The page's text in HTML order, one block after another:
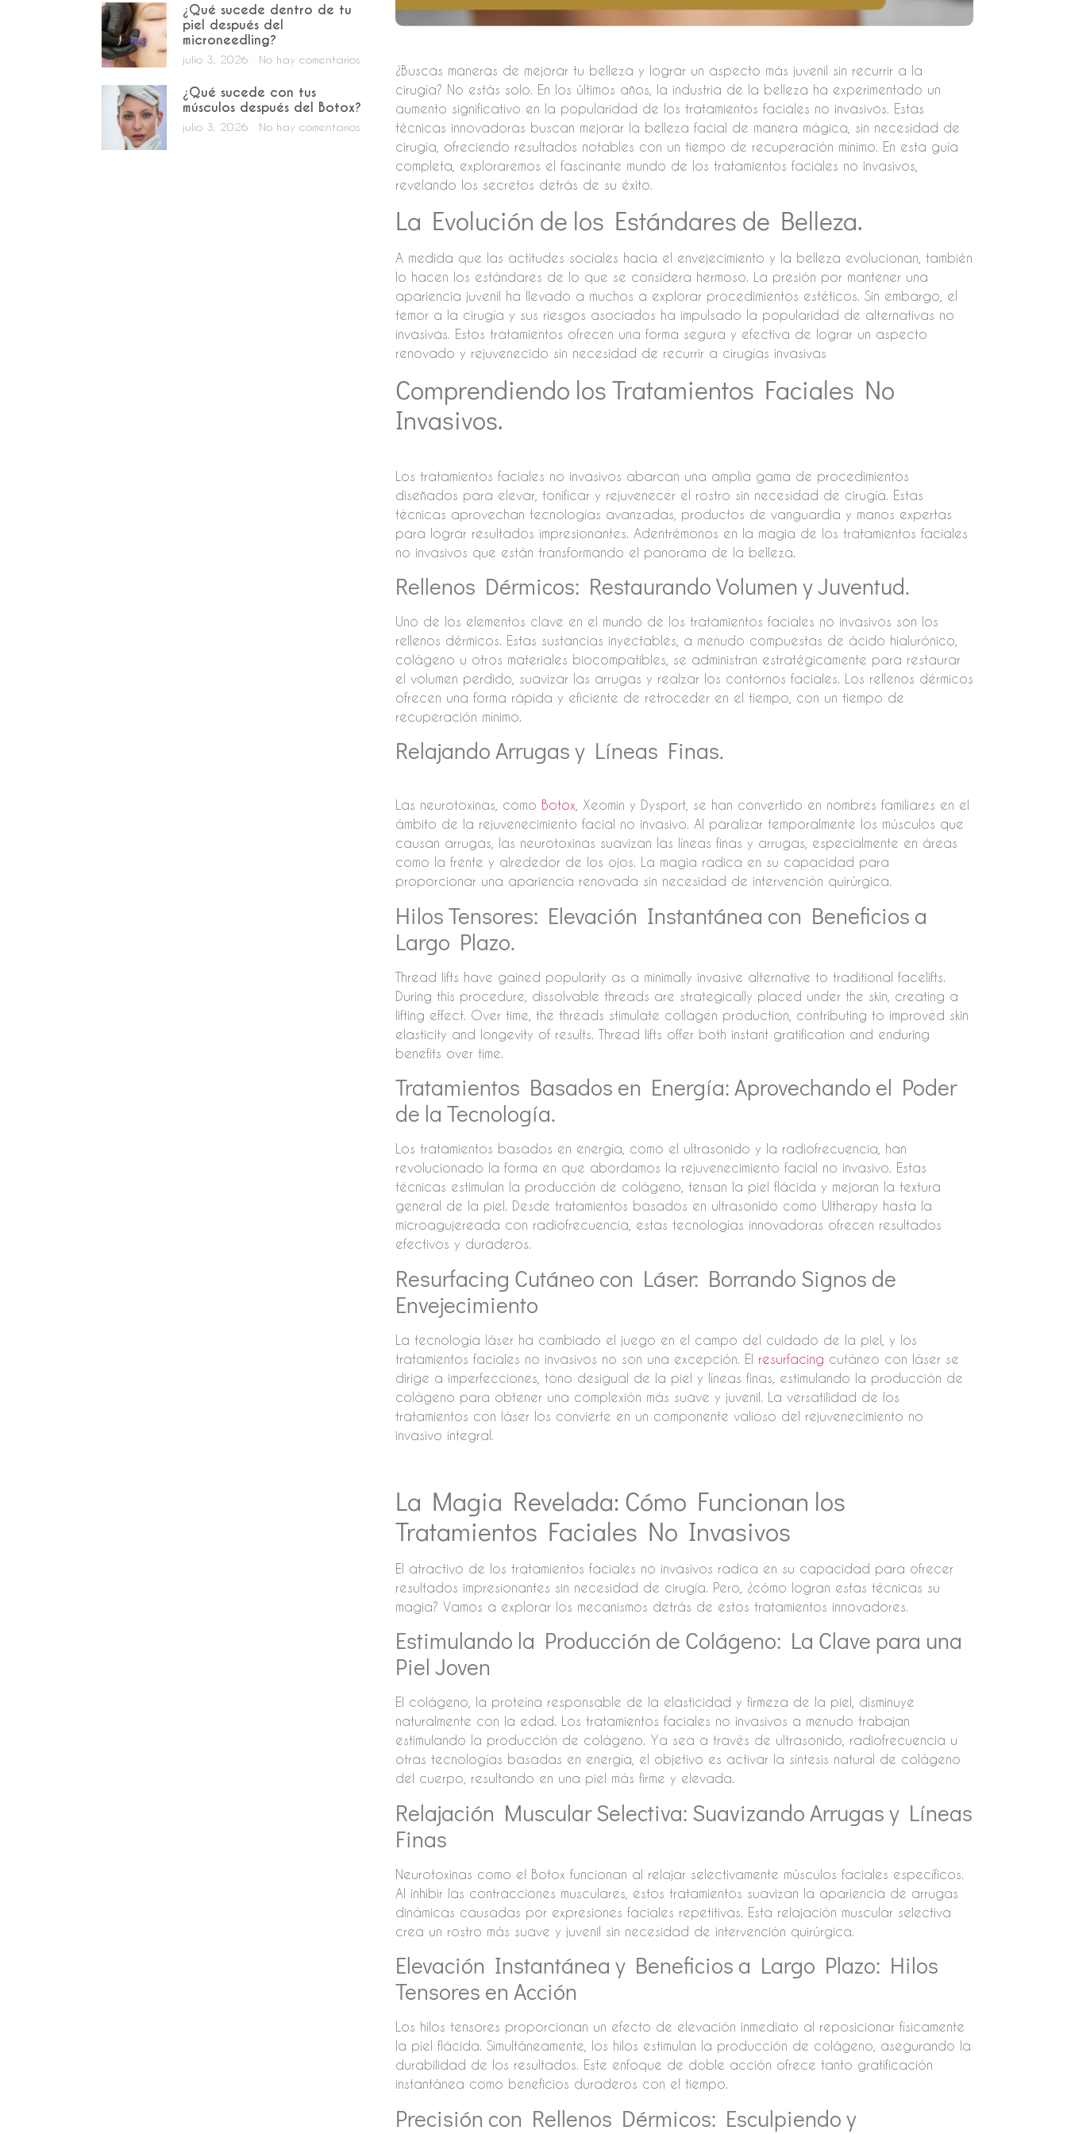
¿Qué sucede dentro de tu
piel después del
microneedling?
julio 3, 2026 No hay comentarios
¿Qué sucede con tus
músculos después del Botox?
julio 3, 2026 No hay comentarios
¿Buscas maneras de mejorar tu belleza y lograr un aspecto más juvenil sin recurrir a la
cirugía? No estás solo. En los últimos años, la industria de la belleza ha experimentado un
aumento significativo en la popularidad de los tratamientos faciales no invasivos. Estas
técnicas innovadoras buscan mejorar la belleza facial de manera mágica, sin necesidad de
cirugía, ofreciendo resultados notables con un tiempo de recuperación mínimo. En esta guía
completa, exploraremos el fascinante mundo de los tratamientos faciales no invasivos,
revelando los secretos detrás de su éxito.
La Evolución de los Estándares de Belleza.
A medida que las actitudes sociales hacia el envejecimiento y la belleza evolucionan, también
lo hacen los estándares de lo que se considera hermoso. La presión por mantener una
apariencia juvenil ha llevado a muchos a explorar procedimientos estéticos. Sin embargo, el
temor a la cirugía y sus riesgos asociados ha impulsado la popularidad de alternativas no
invasivas. Estos tratamientos ofrecen una forma segura y efectiva de lograr un aspecto
renovado y rejuvenecido sin necesidad de recurrir a cirugías invasivas
Comprendiendo los Tratamientos Faciales No
Invasivos.
Los tratamientos faciales no invasivos abarcan una amplia gama de procedimientos
diseñados para elevar, tonificar y rejuvenecer el rostro sin necesidad de cirugía. Estas
técnicas aprovechan tecnologías avanzadas, productos de vanguardia y manos expertas
para lograr resultados impresionantes. Adentrémonos en la magia de los tratamientos faciales
no invasivos que están transformando el panorama de la belleza.
Rellenos Dérmicos: Restaurando Volumen y Juventud.
Uno de los elementos clave en el mundo de los tratamientos faciales no invasivos son los
rellenos dérmicos. Estas sustancias inyectables, a menudo compuestas de ácido hialurónico,
colágeno u otros materiales biocompatibles, se administran estratégicamente para restaurar
el volumen perdido, suavizar las arrugas y realzar los contornos faciales. Los rellenos dérmicos
ofrecen una forma rápida y eficiente de retroceder en el tiempo, con un tiempo de
recuperación mínimo.
Relajando Arrugas y Líneas Finas.
Las neurotoxinas, como Botox , Xeomin y Dysport, se han convertido en nombres familiares en el
ámbito de la rejuvenecimiento facial no invasivo. Al paralizar temporalmente los músculos que
causan arrugas, las neurotoxinas suavizan las líneas finas y arrugas, especialmente en áreas
como la frente y alrededor de los ojos. La magia radica en su capacidad para
proporcionar una apariencia renovada sin necesidad de intervención quirúrgica.
Hilos Tensores: Elevación Instantánea con Beneficios a
Largo Plazo.
Thread lifts have gained popularity as a minimally invasive alternative to traditional facelifts.
During this procedure, dissolvable threads are strategically placed under the skin, creating a
lifting effect. Over time, the threads stimulate collagen production, contributing to improved skin
elasticity and longevity of results. Thread lifts offer both instant gratification and enduring
benefits over time.
Tratamientos Basados en Energía: Aprovechando el Poder
de la Tecnología.
Los tratamientos basados en energía, como el ultrasonido y la radiofrecuencia, han
revolucionado la forma en que abordamos la rejuvenecimiento facial no invasivo. Estas
técnicas estimulan la producción de colágeno, tensan la piel flácida y mejoran la textura
general de la piel. Desde tratamientos basados en ultrasonido como Ultherapy hasta la
microagujereada con radiofrecuencia, estas tecnologías innovadoras ofrecen resultados
efectivos y duraderos.
Resurfacing Cutáneo con Láser: Borrando Signos de
Envejecimiento
La tecnología láser ha cambiado el juego en el campo del cuidado de la piel, y los
tratamientos faciales no invasivos no son una excepción. El resurfacing cutáneo con láser se
dirige a imperfecciones, tono desigual de la piel y líneas finas, estimulando la producción de
colágeno para obtener una complexión más suave y juvenil. La versatilidad de los
tratamientos con láser los convierte en un componente valioso del rejuvenecimiento no
invasivo integral.
La Magia Revelada: Cómo Funcionan los
Tratamientos Faciales No Invasivos
El atractivo de los tratamientos faciales no invasivos radica en su capacidad para ofrecer
resultados impresionantes sin necesidad de cirugía. Pero, ¿cómo logran estas técnicas su
magia? Vamos a explorar los mecanismos detrás de estos tratamientos innovadores.
Estimulando la Producción de Colágeno: La Clave para una
Piel Joven
El colágeno, la proteína responsable de la elasticidad y firmeza de la piel, disminuye
naturalmente con la edad. Los tratamientos faciales no invasivos a menudo trabajan
estimulando la producción de colágeno. Ya sea a través de ultrasonido, radiofrecuencia u
otras tecnologías basadas en energía, el objetivo es activar la síntesis natural de colágeno
del cuerpo, resultando en una piel más firme y elevada.
Relajación Muscular Selectiva: Suavizando Arrugas y Líneas
Finas
Neurotoxinas como el Botox funcionan al relajar selectivamente músculos faciales específicos.
Al inhibir las contracciones musculares, estos tratamientos suavizan la apariencia de arrugas
dinámicas causadas por expresiones faciales repetitivas. Esta relajación muscular selectiva
crea un rostro más suave y juvenil sin necesidad de intervención quirúrgica.
Elevación Instantánea y Beneficios a Largo Plazo: Hilos
Tensores en Acción
Los hilos tensores proporcionan un efecto de elevación inmediato al reposicionar físicamente
la piel flácida. Simultáneamente, los hilos estimulan la producción de colágeno, asegurando la
durabilidad de los resultados. Este enfoque de doble acción ofrece tanto gratificación
instantánea como beneficios duraderos con el tiempo.
Precisión con Rellenos Dérmicos: Esculpiendo y